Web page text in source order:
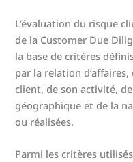
L’évaluation du risque
de la Customer Due
la base de critères
par la relation
client, de son activité,
géographique et de la
ou réalisées.
Parmi les critères